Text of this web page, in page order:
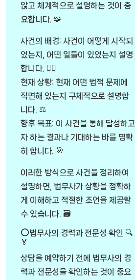
않고 체계적으로 설명하는 것이 중
요합니다. 🧩
사건의 배경: 사건이 어떻게 시작되
었는지, 어떤 일들이 있었는지 설명
합니다. 🕵️‍♂️
현재 상황: 현재 어떤 법적 문제에
직면해 있는지 구체적으로 설명합
니다. ⚖️
향후 목표: 이 사건을 통해 달성하고
자 하는 결과나 기대하는 바를 명확
히 합니다. 🎯
이러한 방식으로 사건을 정리하여
설명하면, 법무사가 상황을 정확하
게 이해하고 적절한 조언을 제공할
수 있습니다. 🗃️
⭕법무사의 경력과 전문성 확인 🔍
🏅
상담을 예약하기 전에 법무사의 경
력과 전문성을 확인하는 것이 중요